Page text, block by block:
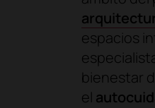
espacios
bienestar
el